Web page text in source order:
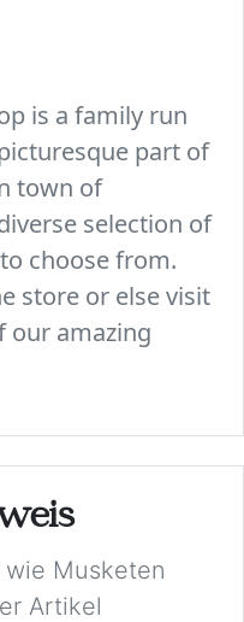
is a family run
part of
town of
selection of
choose from.
store or else visit
our amazing
Musketen
Artikel